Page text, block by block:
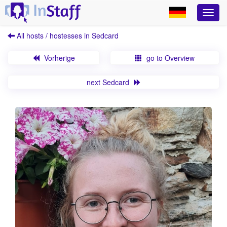
All hosts / hostesses in Sedcard
Vorherige go to Overview
next Sedcard